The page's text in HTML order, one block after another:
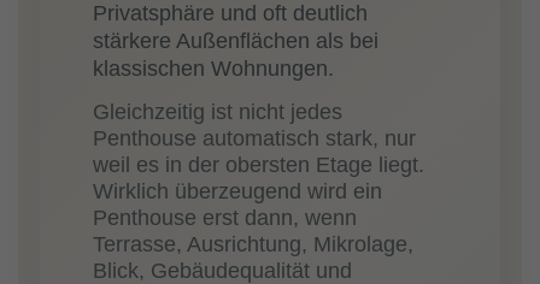
Privatsphäre und oft deutlich
stärkere Außenflächen als bei
klassischen Wohnungen.
Gleichzeitig ist nicht jedes
Penthouse automatisch stark, nur
weil es in der obersten Etage liegt.
Wirklich überzeugend wird ein
Penthouse erst dann, wenn
Terrasse, Ausrichtung, Mikrolage,
Blick, Gebäudequalität und